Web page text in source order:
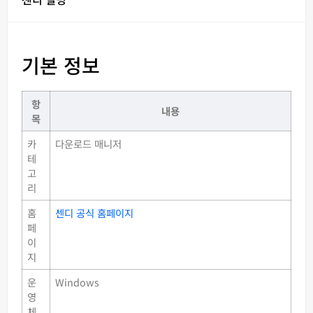
기본 정보
항
목
내용
카
테
고
리
다운로드 매니저
홈
페
이
지
센디 공식 홈페이지
운
영
Windows